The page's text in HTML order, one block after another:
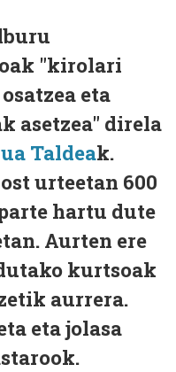
"kirolari
eta
asetzea" direla
Taldeak.
urteetan 600
hartu dute
Aurten ere
kurtsoak
aurrera.
eta jolasa